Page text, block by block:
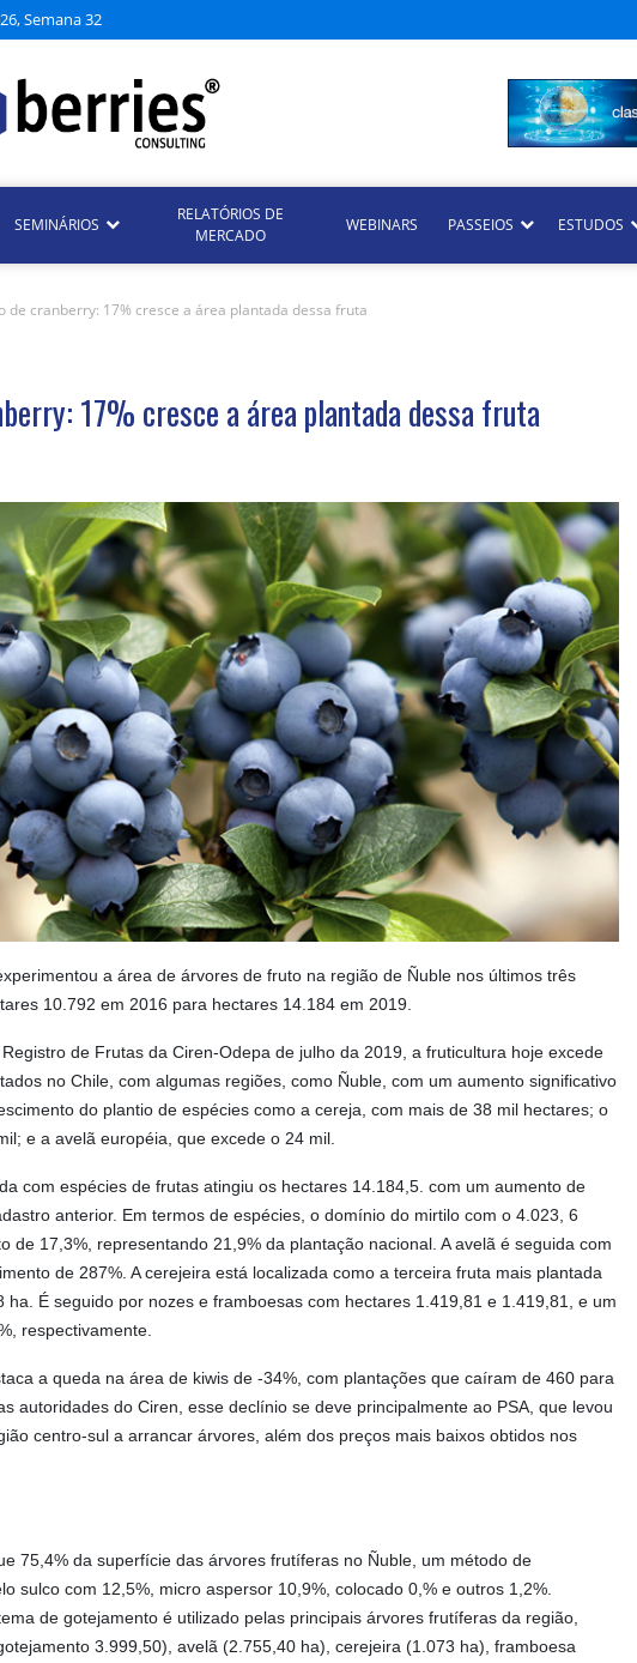
Semana 32
SEMINÁRIOS
RELATÓRIOS DE
MERCADO
WEBINARS PASSEIOS ESTUDOS
de cranberry: 17% cresce a área plantada dessa fruta
17% cresce a área plantada dessa fruta
a área de árvores de fruto na região de Ñuble nos últimos três
10.792 em 2016 para hectares 14.184 em 2019.
de Frutas da Ciren-Odepa de julho da 2019, a fruticultura hoje excede
no Chile, com algumas regiões, como Ñuble, com um aumento significativo
do plantio de espécies como a cereja, com mais de 38 mil hectares; o
e a avelã européia, que excede o 24 mil.
com espécies de frutas atingiu os hectares 14.184,5. com um aumento de
anterior. Em termos de espécies, o domínio do mirtilo com o 4.023, 6
de 17,3%, representando 21,9% da plantação nacional. A avelã é seguida com
de 287%. A cerejeira está localizada como a terceira fruta mais plantada
ha. É seguido por nozes e framboesas com hectares 1.419,81 e 1.419,81, e um
respectivamente.
a queda na área de kiwis de -34%, com plantações que caíram de 460 para
autoridades do Ciren, esse declínio se deve principalmente ao PSA, que levou
centro-sul a arrancar árvores, além dos preços mais baixos obtidos nos
75,4% da superfície das árvores frutíferas no Ñuble, um método de
sulco com 12,5%, micro aspersor 10,9%, colocado 0,% e outros 1,2%.
de gotejamento é utilizado pelas principais árvores frutíferas da região,
3.999,50), avelã (2.755,40 ha), cerejeira (1.073 ha), framboesa